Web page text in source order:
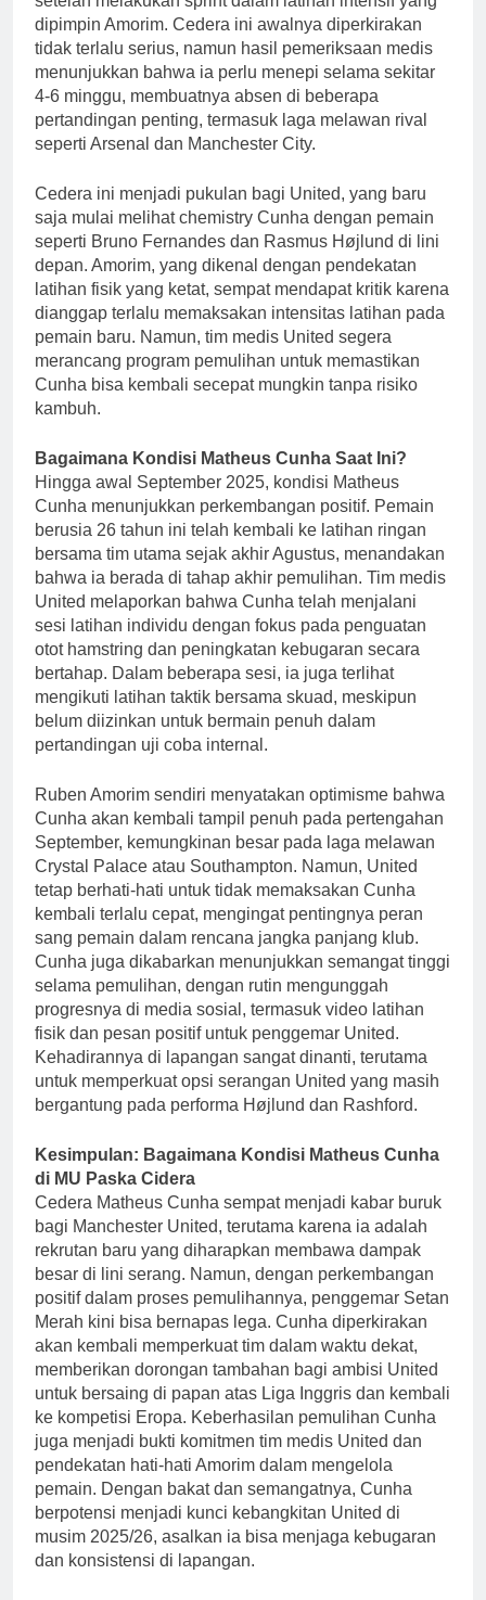
dipimpin Amorim. Cedera ini awalnya diperkirakan
tidak terlalu serius, namun hasil pemeriksaan medis
menunjukkan bahwa ia perlu menepi selama sekitar
4-6 minggu, membuatnya absen di beberapa
pertandingan penting, termasuk laga melawan rival
seperti Arsenal dan Manchester City.
Cedera ini menjadi pukulan bagi United, yang baru
saja mulai melihat chemistry Cunha dengan pemain
seperti Bruno Fernandes dan Rasmus Højlund di lini
depan. Amorim, yang dikenal dengan pendekatan
latihan fisik yang ketat, sempat mendapat kritik karena
dianggap terlalu memaksakan intensitas latihan pada
pemain baru. Namun, tim medis United segera
merancang program pemulihan untuk memastikan
Cunha bisa kembali secepat mungkin tanpa risiko
kambuh.
Bagaimana Kondisi Matheus Cunha Saat Ini?
Hingga awal September 2025, kondisi Matheus
Cunha menunjukkan perkembangan positif. Pemain
berusia 26 tahun ini telah kembali ke latihan ringan
bersama tim utama sejak akhir Agustus, menandakan
bahwa ia berada di tahap akhir pemulihan. Tim medis
United melaporkan bahwa Cunha telah menjalani
sesi latihan individu dengan fokus pada penguatan
otot hamstring dan peningkatan kebugaran secara
bertahap. Dalam beberapa sesi, ia juga terlihat
mengikuti latihan taktik bersama skuad, meskipun
belum diizinkan untuk bermain penuh dalam
pertandingan uji coba internal.
Ruben Amorim sendiri menyatakan optimisme bahwa
Cunha akan kembali tampil penuh pada pertengahan
September, kemungkinan besar pada laga melawan
Crystal Palace atau Southampton. Namun, United
tetap berhati-hati untuk tidak memaksakan Cunha
kembali terlalu cepat, mengingat pentingnya peran
sang pemain dalam rencana jangka panjang klub.
Cunha juga dikabarkan menunjukkan semangat tinggi
selama pemulihan, dengan rutin mengunggah
progresnya di media sosial, termasuk video latihan
fisik dan pesan positif untuk penggemar United.
Kehadirannya di lapangan sangat dinanti, terutama
untuk memperkuat opsi serangan United yang masih
bergantung pada performa Højlund dan Rashford.
Kesimpulan: Bagaimana Kondisi Matheus Cunha
di MU Paska Cidera
Cedera Matheus Cunha sempat menjadi kabar buruk
bagi Manchester United, terutama karena ia adalah
rekrutan baru yang diharapkan membawa dampak
besar di lini serang. Namun, dengan perkembangan
positif dalam proses pemulihannya, penggemar Setan
Merah kini bisa bernapas lega. Cunha diperkirakan
akan kembali memperkuat tim dalam waktu dekat,
memberikan dorongan tambahan bagi ambisi United
untuk bersaing di papan atas Liga Inggris dan kembali
ke kompetisi Eropa. Keberhasilan pemulihan Cunha
juga menjadi bukti komitmen tim medis United dan
pendekatan hati-hati Amorim dalam mengelola
pemain. Dengan bakat dan semangatnya, Cunha
berpotensi menjadi kunci kebangkitan United di
musim 2025/26, asalkan ia bisa menjaga kebugaran
dan konsistensi di lapangan.